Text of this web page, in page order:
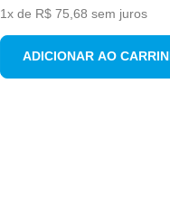
1x de R$ 75 ,68 sem juros
ADICIONAR AO